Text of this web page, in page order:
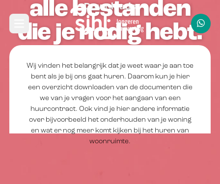
Direct naar hoofdinhoud Navbar
Open hoofdmenu
Downloads
alle bestanden
die je nodig hebt.
Wij vinden het belangrijk dat je weet waar je aan toe
bent als je bij ons gaat huren. Daarom kun je hier
een overzicht downloaden van de documenten die
we van je vragen voor het aangaan van een
huurcontract. Ook vind je hier andere informatie
over bijvoorbeeld het onderhouden van je woning
en wat er nog meer komt kijken bij het huren van
woonruimte.